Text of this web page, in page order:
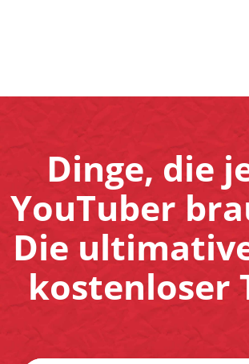
Dinge, die
YouTuber
Die
kostenloser